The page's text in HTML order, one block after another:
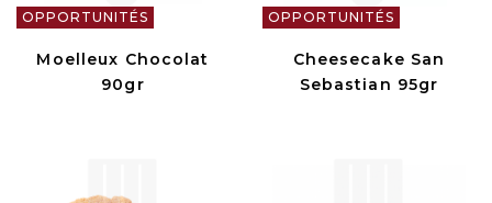
OPPORTUNITÉS
Moelleux Chocolat
90gr
OPPORTUNITÉS
Cheesecake San
Sebastian 95gr